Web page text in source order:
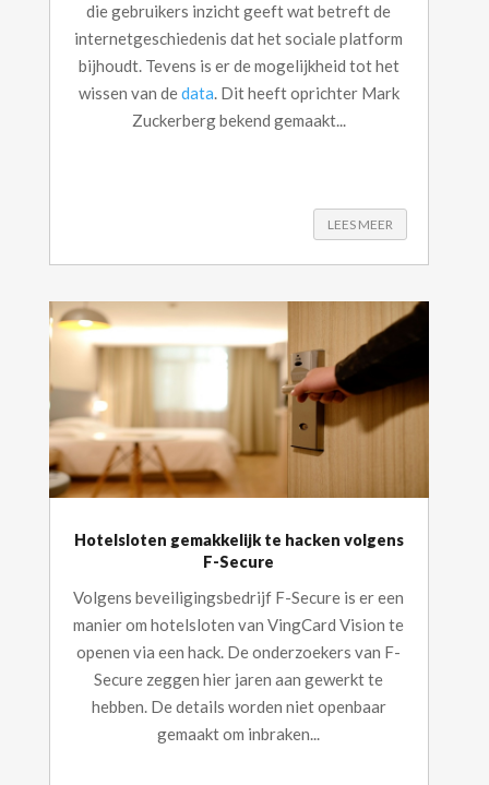
die gebruikers inzicht geeft wat betreft de
internetgeschiedenis dat het sociale platform
bijhoudt. Tevens is er de mogelijkheid tot het
wissen van dedata. Dit heeft oprichter Mark
Zuckerberg bekend gemaakt...
LEES MEER
Hotelsloten gemakkelijk te hacken volgens
F-Secure
Volgens beveiligingsbedrijf F-Secure is er een
manier om hotelsloten van VingCard Vision te
openen via een hack. De onderzoekers van F-
Secure zeggen hier jaren aan gewerkt te
hebben. De details worden niet openbaar
gemaakt om inbraken...